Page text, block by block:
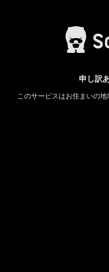
申し訳
このサービスはお住まいの地